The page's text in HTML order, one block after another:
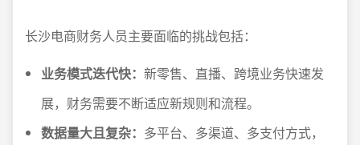
长沙电商财务人员主要面临的挑战包括：
业务模式迭代快： 新零售、直播、跨境业务快速发
展，财务需要不断适应新规则和流程。
数据量大且复杂： 多平台、多渠道、多支付方式，